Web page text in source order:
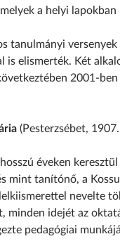
a helyi
tanulmányi
is elismerték. Két
2001-
(Pesterzsébet,
hosszú éveken
mint tanítónő, a
nevelte
minden idejét az
pedagógiai